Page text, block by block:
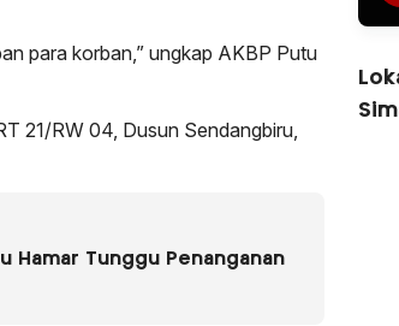
para korban,” ungkap AKBP Putu
21/RW 04, Dusun Sendangbiru,
Hamar Tunggu Penanganan